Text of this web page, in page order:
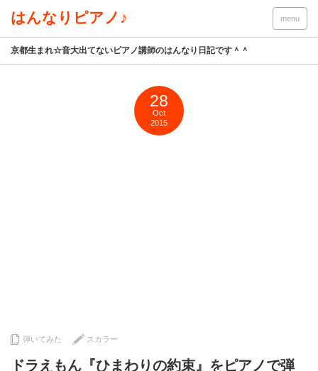
はんなりピアノ♪ menu
京都生まれ☆音大出てないピアノ講師のはんなり日記です＾＾
28
Oct
2015
弾いてみた スカラー
ドラえもん『ひまわりの約束』をピアノで弾